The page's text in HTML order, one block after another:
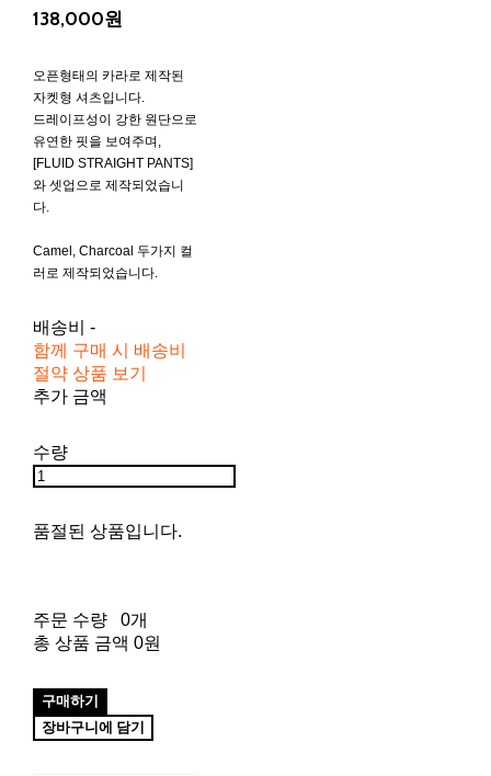
138,000원
오픈형태의 카라로 제작된
자켓형 셔츠입니다.
드레이프성이 강한 원단으로
유연한 핏을 보여주며,
[FLUID STRAIGHT PANTS]
와 셋업으로 제작되었습니
다.
Camel, Charcoal 두가지 컬
러로 제작되었습니다.
배송비 -
함께 구매 시 배송비
절약 상품 보기
추가 금액
수량
품절된 상품입니다.
주문 수량
0개
총 상품 금액 0원
구매하기
장바구니에 담기